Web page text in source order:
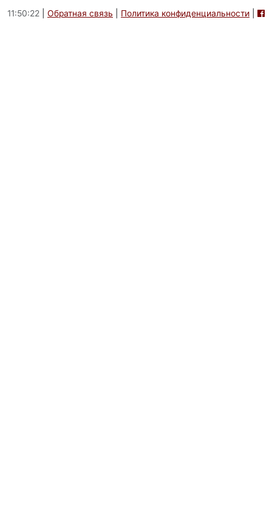
11:50:22 Обратная связь Политика конфиденциальности